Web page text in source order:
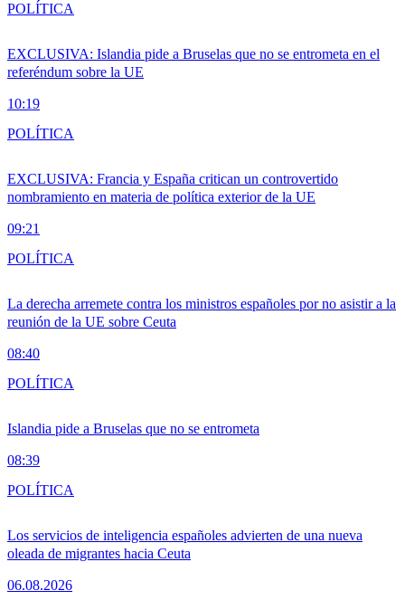
EXCLUSIVA: Islandia pide a Bruselas que no se entrometa en el
referéndum sobre la UE
10:19
POLÍTICA
EXCLUSIVA: Francia y España critican un controvertido
nombramiento en materia de política exterior de la UE
09:21
POLÍTICA
La derecha arremete contra los ministros españoles por no asistir a la
reunión de la UE sobre Ceuta
08:40
POLÍTICA
Islandia pide a Bruselas que no se entrometa
08:39
POLÍTICA
Los servicios de inteligencia españoles advierten de una nueva
oleada de migrantes hacia Ceuta
06.08.2026
POLÍTICA